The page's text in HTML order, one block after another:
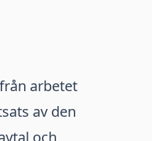
arbetet
av den
och